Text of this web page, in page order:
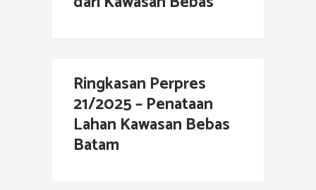
Ringkasan Perpres
21/2025 – Penataan
Lahan Kawasan Bebas
Batam